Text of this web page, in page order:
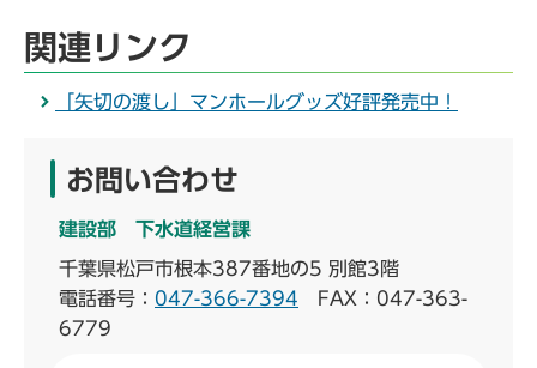
関連リンク
「矢切の渡し」マンホールグッズ好評発売中！
お問い合わせ
建設部 下水道経営課
千葉県松戸市根本387番地の5 別館3階
電話番号： 047-366-7394 FAX：047-363-
6779